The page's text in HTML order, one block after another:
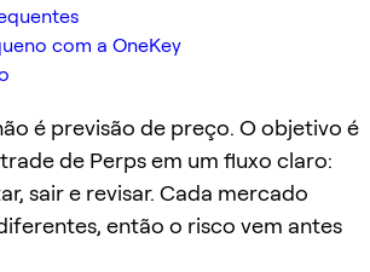
com a OneKey
é previsão de preço. O objetivo é
de Perps em um fluxo claro:
sair e revisar. Cada mercado
então o risco vem antes